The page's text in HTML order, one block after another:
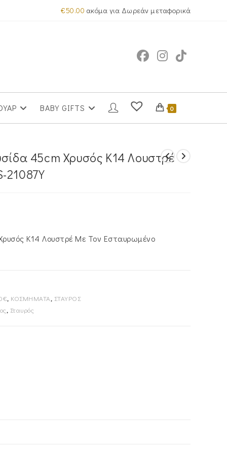
€50.00 ακόμα για Δωρεάν μεταφορικά
BABY GIFTS 0
45cm Χρυσός Κ14 Λουστρέ
21087Y
Κ14 Λουστρέ Με Τον Εσταυρωμένο
, ΚΟΣΜΗΜΑΤΑ, ΣΤΑΥΡΟΣ
, Σταυρός